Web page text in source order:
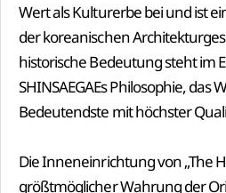
Wert als Kulturerbe bei und ist
der koreanischen
historische Bedeutung steht im
SHINSAEGAEs Philosophie, das
Bedeutendste mit höchster
Die Inneneinrichtung von „The
größtmöglicher Wahrung der